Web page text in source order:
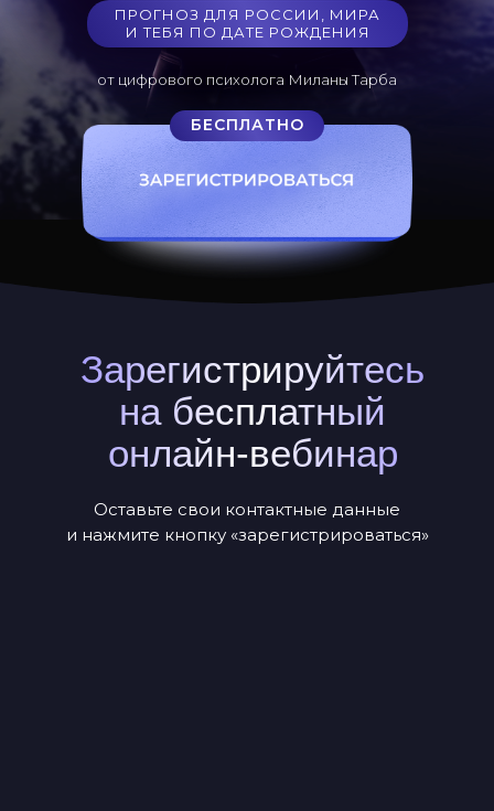
ПРОГНОЗ ДЛЯ РОССИИ, МИРА
И ТЕБЯ ПО ДАТЕ РОЖДЕНИЯ
от цифрового психолога Миланы Тарба
БЕСПЛАТНО
Зарегистрируйтесь
на бесплатный
онлайн-вебинар
Оставьте свои контактные данные
и нажмите кнопку «зарегистрироваться»